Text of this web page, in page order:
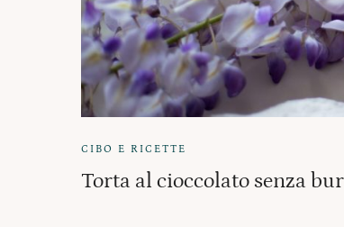
CIBO E RICETTE
Torta al cioccolato senza